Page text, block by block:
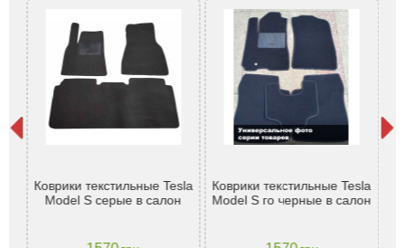
Коврики текстильные Tesla
Model S серые в салон
Коврики текстильные Tesla
Model S го черные в салон